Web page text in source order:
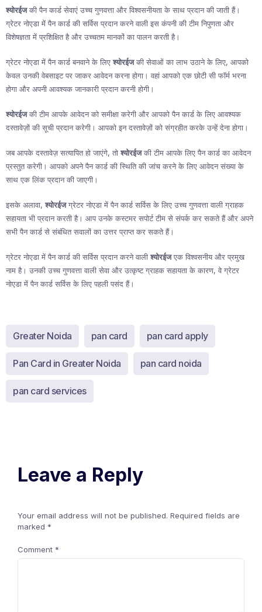
श्योरईजकी पैन कार्ड सेवाएं उच्च गुणवत्ता और विश्वसनीयता के साथ प्रदान की जाती हैं।
ग्रेटर नोएडा में पैन कार्ड की सर्विस प्रदान करने वाली इस कंपनी की टीम निपुणता और
विशेषज्ञता में प्रशिक्षित है और उच्चतम मानकों का पालन करती है।
ग्रेटर नोएडा में पैन कार्ड बनवाने के लिए श्योरईजकी सेवाओं का लाभ उठाने के लिए, आपको
केवल उनकी वेबसाइट पर जाकर आवेदन करना होगा। वहां आपको एक छोटी सी फॉर्म भरना
होगा और अपनी आवश्यक जानकारी प्रदान करनी होगी।
श्योरईजकी टीम आपके आवेदन को समीक्षा करेगी और आपको पैन कार्ड के लिए आवश्यक
दस्तावेज़ों की सूची प्रदान करेगी। आपको इन दस्तावेज़ों को संग्रहीत करके उन्हें देना होगा।
जब आपके दस्तावेज़ सत्यापित हो जाएंगे, तो श्योरईजकी टीम आपके लिए पैन कार्ड का आवेदन
प्रस्तुत करेगी। आपको अपने पैन कार्ड की स्थिति की जांच करने के लिए आवेदन संख्या के
साथ एक लिंक प्रदान की जाएगी।
इसके अलावा, श्योरईजग्रेटर नोएडा में पैन कार्ड सर्विस के लिए उच्च गुणवत्ता वाली ग्राहक
सहायता भी प्रदान करती है। आप उनके कस्टमर सपोर्ट टीम से संपर्क कर सकते हैं और अपने
सभी पैन कार्ड से संबंधित सवालों का उत्तर प्राप्त कर सकते हैं।
ग्रेटर नोएडा में पैन कार्ड की सर्विस प्रदान करने वाली श्योरईजएक विश्वसनीय और प्रमुख
नाम है। उनकी उच्च गुणवत्ता वाली सेवा और उत्कृष्ट ग्राहक सहायता के कारण, वे ग्रेटर
नोएडा में पैन कार्ड सर्विस के लिए पहली पसंद हैं।
Greater Noida pan card pan card apply
Pan Card in Greater Noida pan card noida
pan card services
Leave a Reply
Your email address will not be published. Required fields are
marked *
Comment *